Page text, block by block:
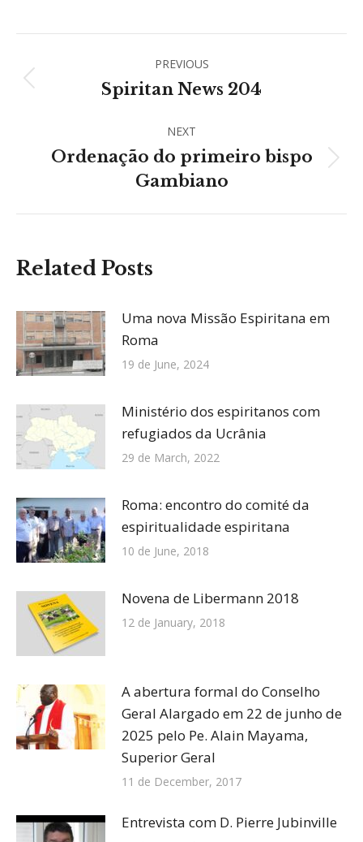
Facebook
X
PinterestWhatsAppLinkedIn
navigation
PREVIOUS
Previous
Spiritan News 204
NEXT
Next
post:
Ordenação do primeiro bispo
Gambiano
Related Posts
Uma nova Missão Espiritana em
Roma
19 de June, 2024
Ministério dos espiritanos com
refugiados da Ucrânia
29 de March, 2022
Roma: encontro do comité da
espiritualidade espiritana
10 de June, 2018
Novena de Libermann 2018
12 de January, 2018
A abertura formal do Conselho
Geral Alargado em 22 de junho de
2025 pelo Pe. Alain Mayama,
Superior Geral
11 de December, 2017
Entrevista com D. Pierre Jubinville